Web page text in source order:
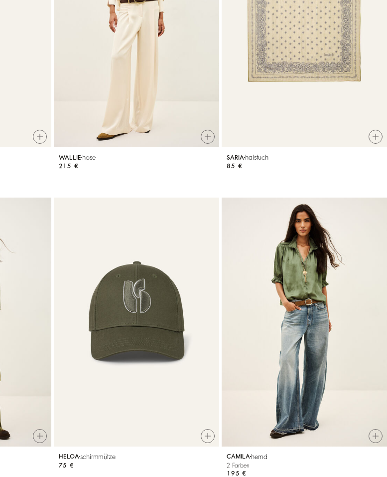
WALLIE hose
215 €
SARIA halstuch
85 €
HELOA schirmmütze
75 €
CAMILA hemd
2 Farben
195 €